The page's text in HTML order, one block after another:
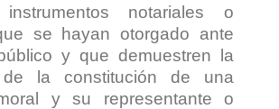
instrumentos notariales o
se hayan otorgado ante
y que demuestren la
de la constitución de una
y su representante o